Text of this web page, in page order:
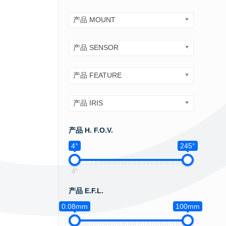
产品 MOUNT
产品 SENSOR
产品 FEATURE
产品 IRIS
产品 H. F.O.V.
4°
245°
4°
产品 E.F.L.
0.08mm
100mm